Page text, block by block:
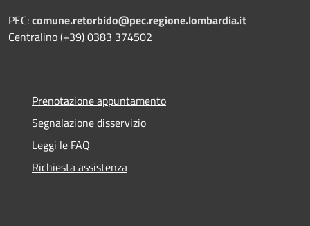
PEC:comune.retorbido@pec.regione.lombardia.it
Centralino (+39) 0383 374502
Prenotazione appuntamento
Segnalazione disservizio
Leggi le FAQ
Richiesta assistenza